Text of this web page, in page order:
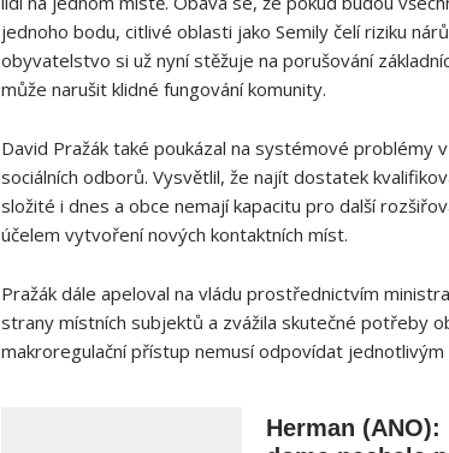
jednoho bodu, citlivé oblasti jako Semily‌ čelí riziku
obyvatelstvo si už nyní ‍stěžuje na porušování
může narušit klidné fungování komunity.
David Pražák také poukázal na systémové problémy
sociálních ‌odborů. Vysvětlil, že najít​ dostatek
složité‌ i ​dnes a obce nemají kapacitu pro další
účelem vytvoření nových kontaktních míst.
Pražák dále ‍apeloval na vládu prostřednictvím
strany‍ místních⁣ subjektů a zvážila skutečné potřeby
makroregulační přístup nemusí odpovídat
Herman